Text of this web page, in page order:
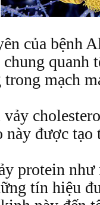
của bệnh
chung quanh
trong mạch
này được
protein như
tín hiệu